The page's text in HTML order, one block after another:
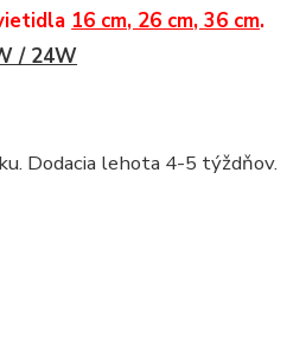
16 cm, 26 cm, 36 cm.
/ 24W
Dodacia lehota 4-5 týždňov.